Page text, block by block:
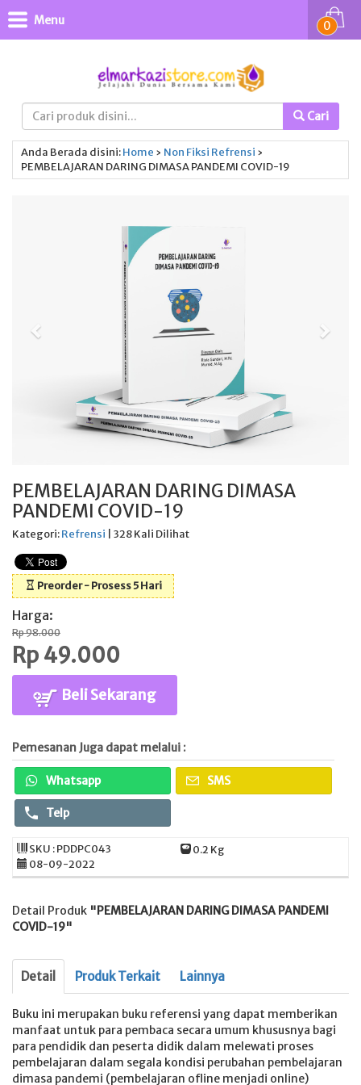
Cari
0
Menu
Anda Berada disini:Home › Non Fiksi Refrensi ›
PEMBELAJARAN DARING DIMASA PANDEMI COVID-19
PEMBELAJARAN DARING DIMASA
PANDEMI COVID-19
Kategori:Refrensi | 328 Kali Dilihat
Preorder - Prosess 5 Hari
Harga:
Rp 98.000
Rp 49.000
Beli Sekarang
Pemesanan Juga dapat melalui :
Whatsapp SMS
Telp
SKU : PDDPC043
0.2 Kg
08-09-2022
Detail Produk "PEMBELAJARAN DARING DIMASA PANDEMI
COVID-19"
Detail Produk Terkait Lainnya
Buku ini merupakan buku referensi yang dapat memberikan
manfaat untuk para pembaca secara umum khususnya bagi
para pendidik dan peserta didik dalam melewati proses
pembelajaran dalam segala kondisi perubahan pembelajaran
dimasa pandemi (pembelajaran ofline menjadi online)